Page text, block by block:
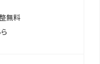
無料